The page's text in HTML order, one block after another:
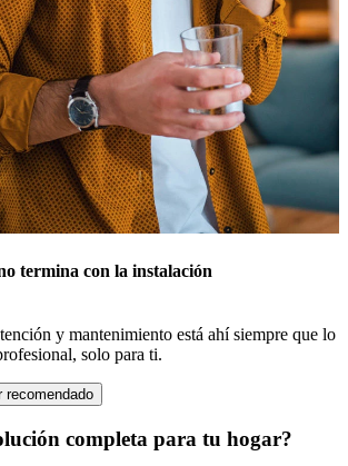
termina con la instalación
y mantenimiento está ahí siempre que lo
solo para ti.
recomendado
completa para tu hogar?